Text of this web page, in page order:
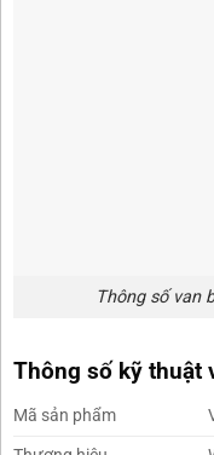
Thông số van
Thông số kỹ thuật
Mã sản phẩm